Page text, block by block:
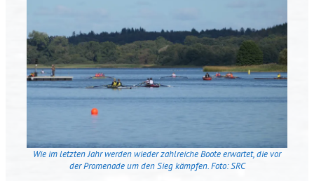
Wie im letzten Jahr werden wieder zahlreiche Boote erwartet, die vor
der Promenade um den Sieg kämpfen. Foto: SRC